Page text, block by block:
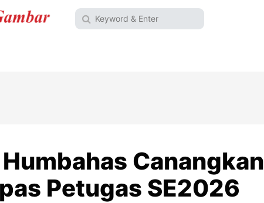
Canangkan
Petugas SE2026